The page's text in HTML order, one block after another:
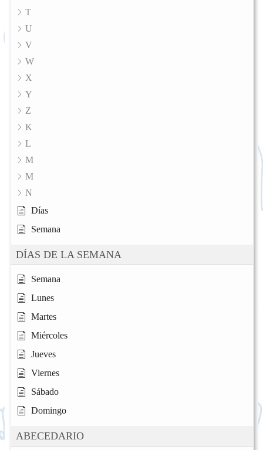
T
U
V
W
X
Y
Z
K
L
M
M
N
Días
Semana
DÍAS DE LA SEMANA
Semana
Lunes
Martes
Miércoles
Jueves
Viernes
Sábado
Domingo
ABECEDARIO